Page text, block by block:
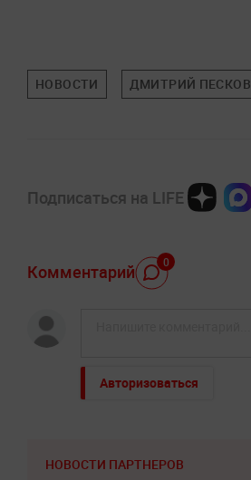
НОВОСТИ ДМИТРИЙ ПЕСКОВ
Подписаться на LIFE
Комментарий 0
Авторизоваться
НОВОСТИ ПАРТНЕРОВ